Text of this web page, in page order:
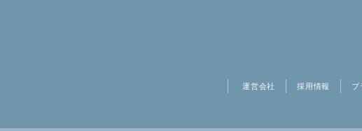
運営会社 採用情報 ブ